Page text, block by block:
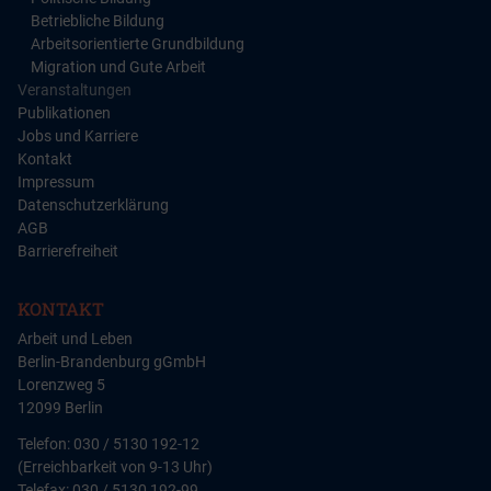
Betriebliche Bildung
Arbeitsorientierte Grundbildung
Migration und Gute Arbeit
Veranstaltungen
Publikationen
Jobs und Karriere
Kontakt
Impressum
Datenschutzerklärung
AGB
Barrierefreiheit
KONTAKT
Arbeit und Leben
Berlin-Brandenburg gGmbH
Lorenzweg 5
12099 Berlin
Telefon: 030 / 5130 192-12
(Erreichbarkeit von 9-13 Uhr)